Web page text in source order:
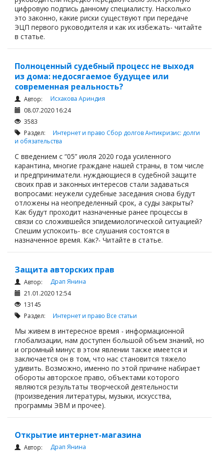
цифровую подпись данному специалисту. Насколько
это законно, какие риски существуют при передаче
ЭЦП первого руководителя и как их избежать- читайте
в статье.
Полноценный судебный процесс не выходя
из дома: недосягаемое будущее или
современная реальность?
Автор:
Исхакова Ариндия
08.07.2020 16:24
3583
Раздел: Интернет и право Сбор долговАнтикризис: долги
и обязательства
С введением с “05” июля 2020 года усиленного
карантина, многие граждане нашей страны, в том числе
и предприниматели. нуждающиеся в судебной защите
своих прав и законных интересов стали задаваться
вопросами: неужели судебные заседания снова будут
отложены на неопределенный срок, а суды закрыты?
Как будут проходит назначенные ранее процессы в
связи со сложившейся эпидемиологической ситуацией?
Спешим успокоить- все слушания состоятся в
назначенное время. Как?- Читайте в статье.
Защита авторских прав
Автор:
Драп Янина
21.01.2020 12:54
13145
Раздел: Интернет и право Все статьи
Мы живем в интересное время - информационной
глобализации, нам доступен большой объем знаний, но
и огромный минус в этом явлении также имеется и
заключается он в том, что нас становится тяжело
удивить. Возможно, именно по этой причине набирает
обороты авторское право, объектами которого
являются результаты творческой деятельности
(произведения литературы, музыки, искусства,
программы ЭВМ и прочее).
Открытие интернет-магазина
Автор:
Драп Янина